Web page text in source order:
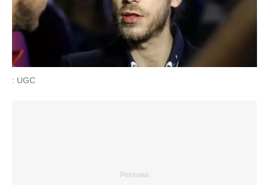
: UGC